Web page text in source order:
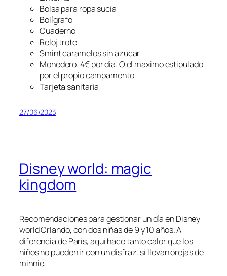
Bolsa para ropa sucia
Bolígrafo
Cuaderno
Reloj trote
Smint caramelos sin azucar
Monedero. 4€ por dia. O el maximo estipulado
por el propio campamento
Tarjeta sanitaria
27/06/2023
Disney world: magic
kingdom
Recomendaciones para gestionar un día en Disney
world Orlando, con dos niñas de 9 y 10 años. A
diferencia de París, aquí hace tanto calor que los
niños no pueden ir con un disfraz. sí llevan orejas de
minnie.